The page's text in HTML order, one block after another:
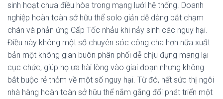
sinh hoạt chưa điều hòa trong mạng lưới hệ thống. Doanh
nghiệp hoàn toàn sở hữu thể solo giản dễ dàng bắt chạm
chán và phản ứng Cấp Tốc nhảu khi nảy sinh các nguy hại.
Điều này không một số chuyên sóc công cha hơn nữa xuất
bản một không gian buôn phân phối dễ chịu đựng mang lại
cục chức, giúp họ ưa hài lòng vào giai đoạn nhưng không
bắt buộc rẻ thỏm về một số nguy hại. Từ đó, hết sức thị ngôi
nhà hàng hoàn toàn sở hữu thể nắm gắng đổi phát triển một